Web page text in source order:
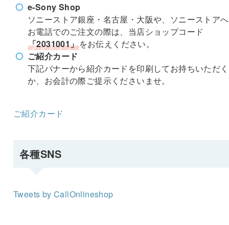
e-Sony Shop
ソニーストア銀座・名古屋・大阪や、ソニーストア
お電話でのご注文の際は、当店ショップコード
「2031001」をお伝えください。
ご紹介カード
下記バナーから紹介カードを印刷してお持ちいただく
か、お会計の際ご提示くださいませ。
ご紹介カード
各種SNS
Tweets by CallOnlineshop